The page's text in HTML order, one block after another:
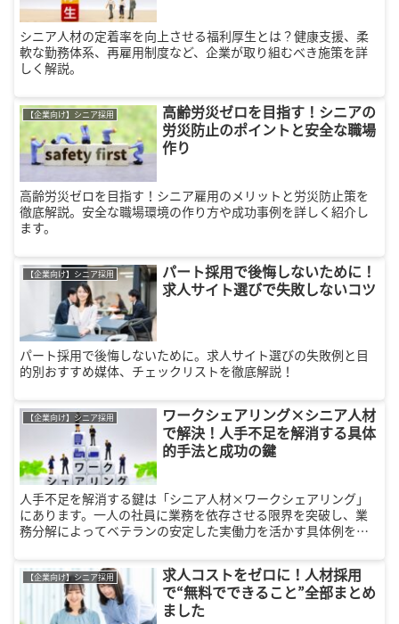
シニア人材の定着率を向上させる福利厚生とは？健康支援、柔
軟な勤務体系、再雇用制度など、企業が取り組むべき施策を詳
しく解説。
【企業向け】シニア採用
高齢労災ゼロを目指す！シニアの
労災防止のポイントと安全な職場
作り
高齢労災ゼロを目指す！シニア雇用のメリットと労災防止策を
徹底解説。安全な職場環境の作り方や成功事例を詳しく紹介し
ます。
【企業向け】シニア採用
パート採用で後悔しないために！
求人サイト選びで失敗しないコツ
パート採用で後悔しないために。求人サイト選びの失敗例と目
的別おすすめ媒体、チェックリストを徹底解説！
【企業向け】シニア採用
ワークシェアリング×シニア人材
で解決！人手不足を解消する具体
的手法と成功の鍵
人手不足を解消する鍵は「シニア人材×ワークシェアリング」
にあります。一人の社員に業務を依存させる限界を突破し、業
務分解によってベテランの安定した実働力を活かす具体例を解
取り組むべき実務を網羅しました。
【企業向け】シニア採用
求人コストをゼロに！人材採用
で“無料でできること”全部まとめ
ました